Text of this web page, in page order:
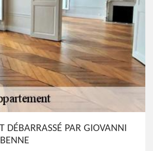
DÉBARRASSÉ PAR GIOVANNI